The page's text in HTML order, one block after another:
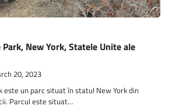
New York, Statele Unite ale
20, 2023
este un parc situat în statul New York din
Parcul este situat…